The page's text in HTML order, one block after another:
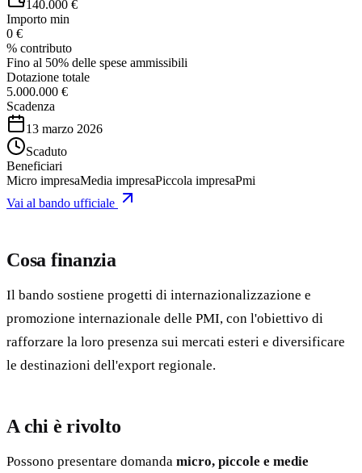
140.000 €
Importo min
0 €
% contributo
Fino al 50% delle spese ammissibili
Dotazione totale
5.000.000 €
Scadenza
13 marzo 2026
Scaduto
Beneficiari
Micro impresaMedia impresaPiccola impresaPmi
Vai al bando ufficiale
Cosa finanzia
Il bando sostiene progetti di internazionalizzazione e
promozione internazionale delle PMI, con l'obiettivo di
rafforzare la loro presenza sui mercati esteri e diversificare
le destinazioni dell'export regionale.
A chi è rivolto
Possono presentare domanda micro, piccole e medie